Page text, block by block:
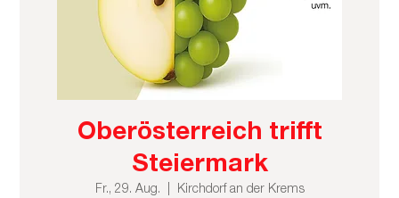
Oberösterreich trifft
Steiermark
Fr., 29. Aug. Kirchdorf an der Krems